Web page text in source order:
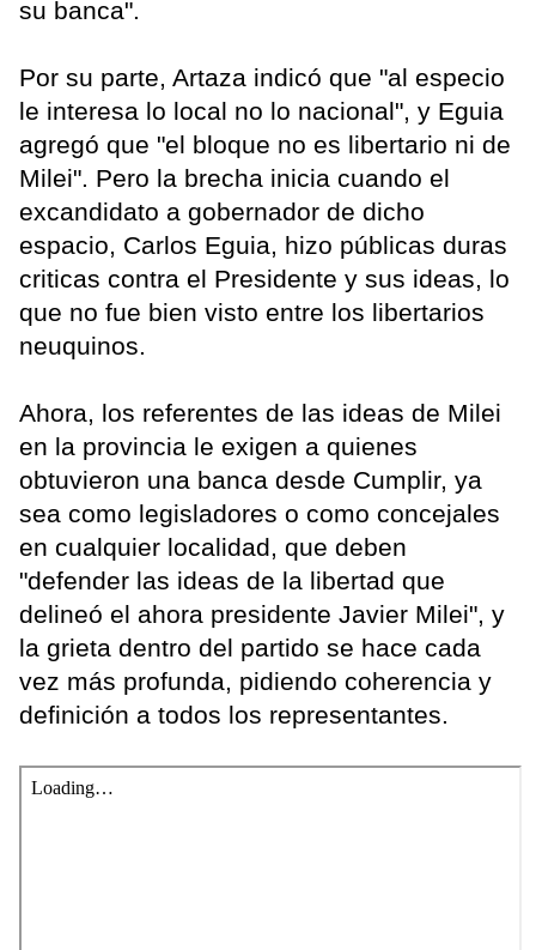
su banca".
Por su parte, Artaza indicó que "al especio
le interesa lo local no lo nacional", y Eguia
agregó que "el bloque no es libertario ni de
Milei". Pero la brecha inicia cuando el
excandidato a gobernador de dicho
espacio, Carlos Eguia, hizo públicas duras
criticas contra el Presidente y sus ideas, lo
que no fue bien visto entre los libertarios
neuquinos.
Ahora, los referentes de las ideas de Milei
en la provincia le exigen a quienes
obtuvieron una banca desde Cumplir, ya
sea como legisladores o como concejales
en cualquier localidad, que deben
"defender las ideas de la libertad que
delineó el ahora presidente Javier Milei", y
la grieta dentro del partido se hace cada
vez más profunda, pidiendo coherencia y
definición a todos los representantes.